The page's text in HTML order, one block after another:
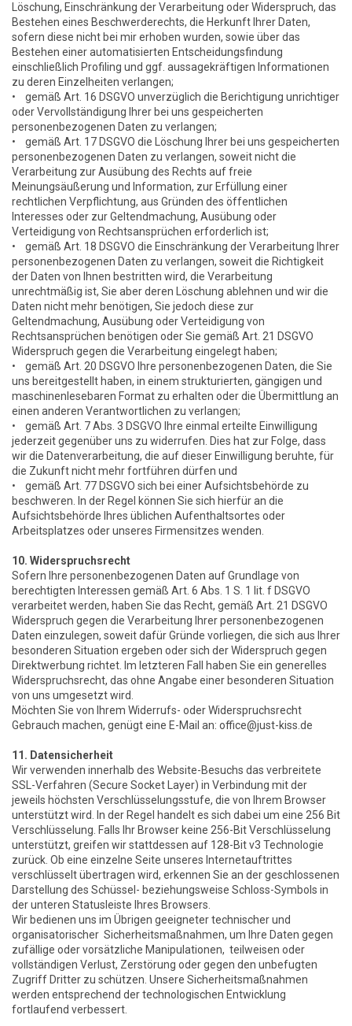
Löschung, Einschränkung der Verarbeitung oder Widerspruch, das
Bestehen eines Beschwerderechts, die Herkunft Ihrer Daten,
sofern diese nicht bei mir erhoben wurden, sowie über das
Bestehen einer automatisierten Entscheidungsfindung
einschließlich Profiling und ggf. aussagekräftigen Informationen
zu deren Einzelheiten verlangen;
• gemäß Art. 16 DSGVO unverzüglich die Berichtigung unrichtiger
oder Vervollständigung Ihrer bei uns gespeicherten
personenbezogenen Daten zu verlangen;
• gemäß Art. 17 DSGVO die Löschung Ihrer bei uns gespeicherten
personenbezogenen Daten zu verlangen, soweit nicht die
Verarbeitung zur Ausübung des Rechts auf freie
Meinungsäußerung und Information, zur Erfüllung einer
rechtlichen Verpflichtung, aus Gründen des öffentlichen
Interesses oder zur Geltendmachung, Ausübung oder
Verteidigung von Rechtsansprüchen erforderlich ist;
• gemäß Art. 18 DSGVO die Einschränkung der Verarbeitung Ihrer
personenbezogenen Daten zu verlangen, soweit die Richtigkeit
der Daten von Ihnen bestritten wird, die Verarbeitung
unrechtmäßig ist, Sie aber deren Löschung ablehnen und wir die
Daten nicht mehr benötigen, Sie jedoch diese zur
Geltendmachung, Ausübung oder Verteidigung von
Rechtsansprüchen benötigen oder Sie gemäß Art. 21 DSGVO
Widerspruch gegen die Verarbeitung eingelegt haben;
• gemäß Art. 20 DSGVO Ihre personenbezogenen Daten, die Sie
uns bereitgestellt haben, in einem strukturierten, gängigen und
maschinenlesebaren Format zu erhalten oder die Übermittlung an
einen anderen Verantwortlichen zu verlangen;
• gemäß Art. 7 Abs. 3 DSGVO Ihre einmal erteilte Einwilligung
jederzeit gegenüber uns zu widerrufen. Dies hat zur Folge, dass
wir die Datenverarbeitung, die auf dieser Einwilligung beruhte, für
die Zukunft nicht mehr fortführen dürfen und
• gemäß Art. 77 DSGVO sich bei einer Aufsichtsbehörde zu
beschweren. In der Regel können Sie sich hierfür an die
Aufsichtsbehörde Ihres üblichen Aufenthaltsortes oder
Arbeitsplatzes oder unseres Firmensitzes wenden.
10. Widerspruchsrecht
Sofern Ihre personenbezogenen Daten auf Grundlage von
berechtigten Interessen gemäß Art. 6 Abs. 1 S. 1 lit. f DSGVO
verarbeitet werden, haben Sie das Recht, gemäß Art. 21 DSGVO
Widerspruch gegen die Verarbeitung Ihrer personenbezogenen
Daten einzulegen, soweit dafür Gründe vorliegen, die sich aus Ihrer
besonderen Situation ergeben oder sich der Widerspruch gegen
Direktwerbung richtet. Im letzteren Fall haben Sie ein generelles
Widerspruchsrecht, das ohne Angabe einer besonderen Situation
von uns umgesetzt wird.
Möchten Sie von Ihrem Widerrufs- oder Widerspruchsrecht
Gebrauch machen, genügt eine E-Mail an: office@just-kiss.de
11. Datensicherheit
Wir verwenden innerhalb des Website-Besuchs das verbreitete
SSL-Verfahren (Secure Socket Layer) in Verbindung mit der
jeweils höchsten Verschlüsselungsstufe, die von Ihrem Browser
unterstützt wird. In der Regel handelt es sich dabei um eine 256 Bit
Verschlüsselung. Falls Ihr Browser keine 256-Bit Verschlüsselung
unterstützt, greifen wir stattdessen auf 128-Bit v3 Technologie
zurück. Ob eine einzelne Seite unseres Internetauftrittes
verschlüsselt übertragen wird, erkennen Sie an der geschlossenen
Darstellung des Schüssel- beziehungsweise Schloss-Symbols in
der unteren Statusleiste Ihres Browsers.
Wir bedienen uns im Übrigen geeigneter technischer und
organisatorischer Sicherheitsmaßnahmen, um Ihre Daten gegen
zufällige oder vorsätzliche Manipulationen, teilweisen oder
vollständigen Verlust, Zerstörung oder gegen den unbefugten
Zugriff Dritter zu schützen. Unsere Sicherheitsmaßnahmen
werden entsprechend der technologischen Entwicklung
fortlaufend verbessert.